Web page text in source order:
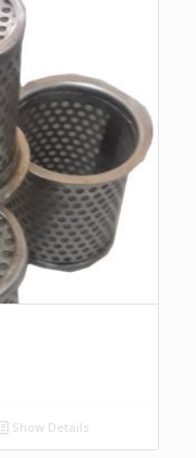
Show Details